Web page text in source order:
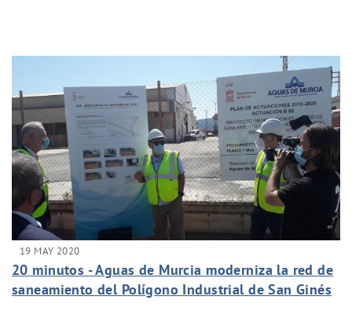
19 MAY 2020
20 minutos - Aguas de Murcia moderniza la red de
saneamiento del Polígono Industrial de San Ginés